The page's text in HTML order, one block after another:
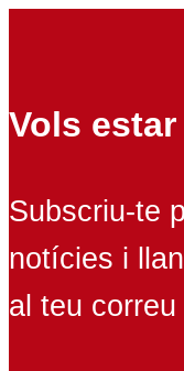
Vols
Subscriu-te
notícies i
al teu correu